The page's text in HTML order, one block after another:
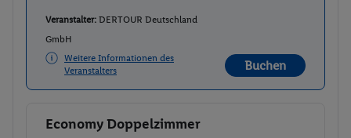
Veranstalter: DERTOUR Deutschland
GmbH
Weitere Informationen des
Veranstalters
Buchen
Buchen
Economy Doppelzimmer